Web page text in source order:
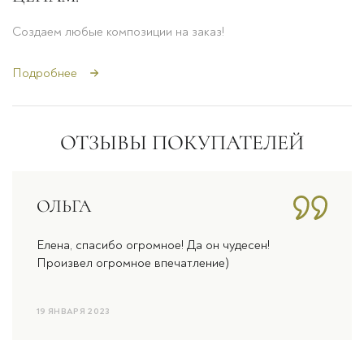
Создаем любые композиции на заказ!
Подробнее
ОТЗЫВЫ ПОКУПАТЕЛЕЙ
ОЛЬГА
Елена, спасибо огромное! Да он чудесен!
Произвел огромное впечатление)
19 ЯНВАРЯ 2023